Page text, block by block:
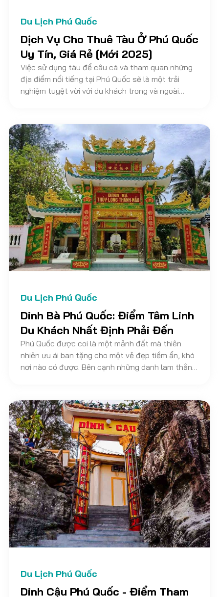
Du Lịch Phú Quốc
Dịch Vụ Cho Thuê Tàu Ở Phú Quốc
Uy Tín, Giá Rẻ [Mới 2025]
Việc sử dụng tàu để câu cá và tham quan những
địa điểm nổi tiếng tại Phú Quốc sẽ là một trải
nghiệm tuyệt vời với du khách trong và ngoài
Phú Quốc để bạn tham khảo nhé!
Du Lịch Phú Quốc
Dinh Bà Phú Quốc: Điểm Tâm Linh
Du Khách Nhất Định Phải Đến
Phú Quốc được coi là một mảnh đất mà thiên
nhiên ưu ái ban tặng cho một vẻ đẹp tiềm ẩn, khó
nơi nào có được. Bên cạnh những danh lam thắng
Bà Phú Quốc là một điểm đến thú vị, nổi tiếng
nhất nơi đây. Hãy cùng theo chân VietNam
Discovery Travel khám phá những điều kỳ bí tại địa
danh này nhé!
Du Lịch Phú Quốc
Dinh Cậu Phú Quốc - Điểm Tham